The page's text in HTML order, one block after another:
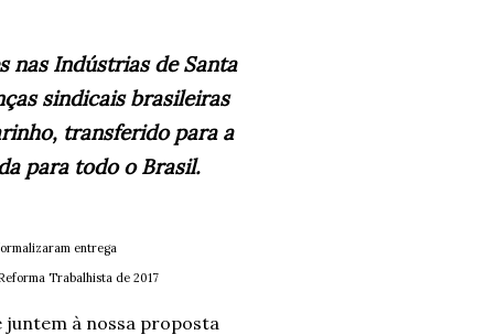
nas Indústrias de Santa
sindicais brasileiras
transferido para a
para todo o Brasil.
entrega
Trabalhista de 2017
juntem à nossa proposta